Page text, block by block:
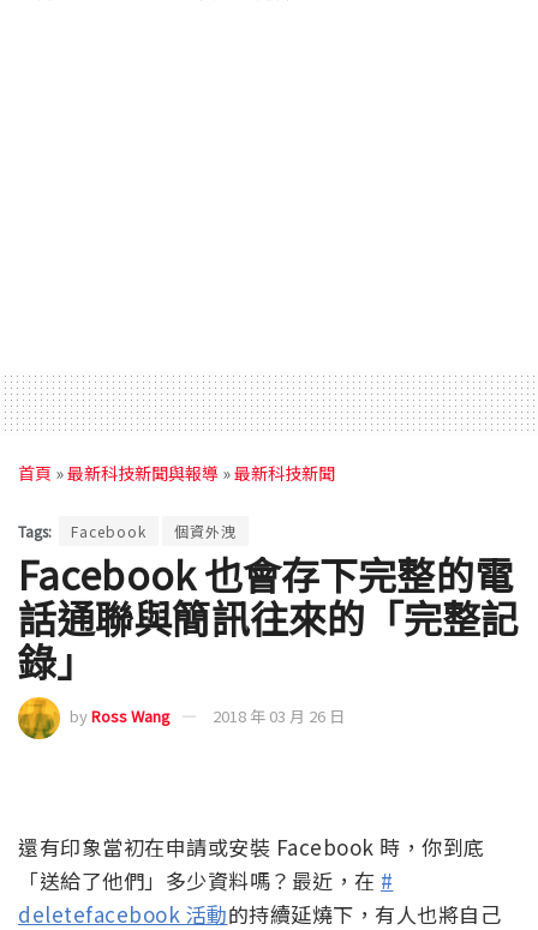
首頁 »最新科技新聞與報導 »最新科技新聞
Tags: Facebook 個資外洩
Facebook 也會存下完整的電
話通聯與簡訊往來的「完整記
錄」
byRoss Wang 2018 年 03 月 26 日
還有印象當初在申請或安裝 Facebook 時，你到底
「送給了他們」多少資料嗎？最近，在 #
deletefacebook 活動的持續延燒下，有人也將自己